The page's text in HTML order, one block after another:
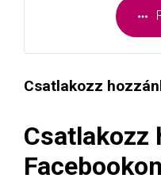
Csatlakozz
Csatlakozz